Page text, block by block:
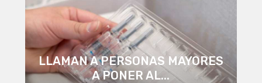
LLAMAN A PERSONAS MAYORES
A PONER AL...